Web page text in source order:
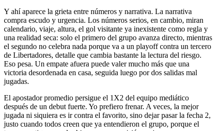
Y ahí aparece la grieta entre números y narrativa. La narrativa
compra escudo y urgencia. Los números serios, en cambio, miran
calendario, viaje, altura, el gol visitante ya inexistente como regla y
una realidad seca: solo el primero del grupo avanza directo, mientras
el segundo no celebra nada porque va a un playoff contra un tercero
de Libertadores, detalle que cambia bastante la lectura del riesgo.
Eso pesa. Un empate afuera puede valer mucho más que una
victoria desordenada en casa, seguida luego por dos salidas mal
jugadas.
El apostador promedio persigue el 1X2 del equipo mediático
después de un debut fuerte. Yo prefiero frenar. A veces, la mejor
jugada ni siquiera es ir contra el favorito, sino dejar pasar la fecha 2,
justo cuando todos creen que ya entendieron el grupo, porque el